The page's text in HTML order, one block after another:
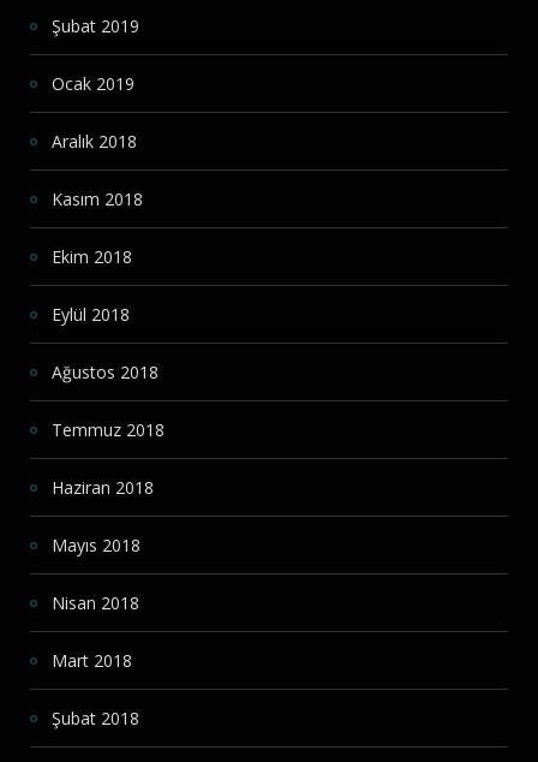
Şubat 2019
Ocak 2019
Aralık 2018
Kasım 2018
Ekim 2018
Eylül 2018
Ağustos 2018
Temmuz 2018
Haziran 2018
Mayıs 2018
Nisan 2018
Mart 2018
Şubat 2018